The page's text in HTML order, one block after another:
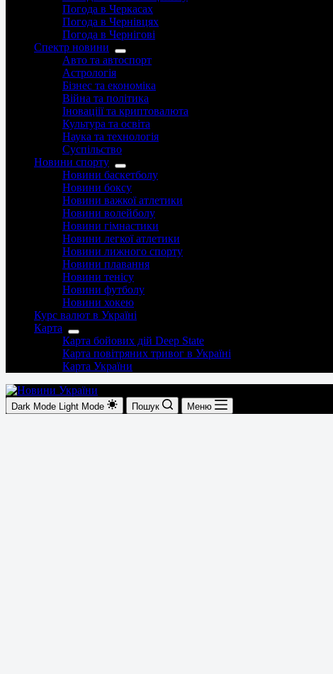
Погода в Черкасах
Погода в Чернівцях
Погода в Чернігові
Спектр новини
Авто та автоспорт
Астрологія
Бізнес та економіка
Війна та політика
Іноваціії та криптовалюта
Культура та освіта
Наука та технологія
Суспільство
Новини спорту
Новини баскетболу
Новини боксу
Новини важкої атлетики
Новини волейболу
Новини гімнастики
Новини легкої атлетики
Новини лижного спорту
Новини плавання
Новини тенісу
Новини футболу
Новини хокею
Курс валют в Україні
Карта
Карта бойових дій Deep State
Карта повітряних тривог в Україні
Карта України
Dark Mode Light Mode Пошук Меню